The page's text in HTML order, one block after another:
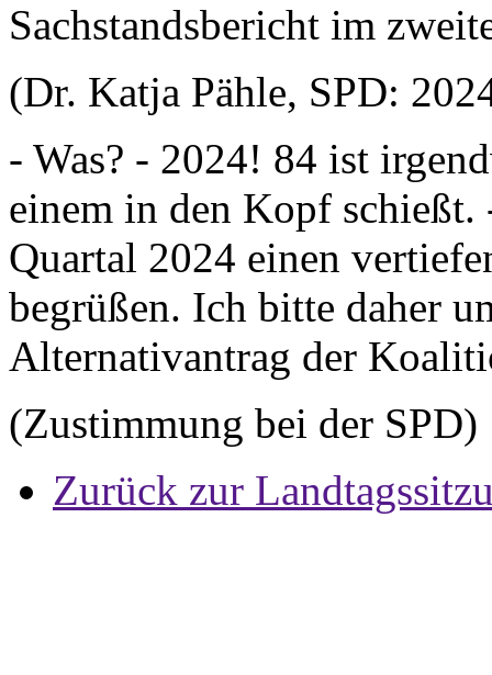
Sachstandsbericht im
(Dr. Katja Pähle, SPD:
- Was? - 2024! 84 ist
einem in den Kopf
Quartal 2024 einen
begrüßen. Ich bitte daher
Alternativantrag der
(Zustimmung bei der SPD)
Zurück zur